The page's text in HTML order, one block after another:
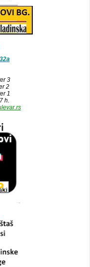
3
2
1
h.